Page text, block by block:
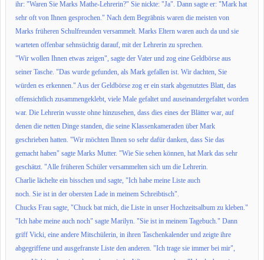
ihr: "Waren Sie Marks Mathe-Lehrerin?" Sie nickte: "Ja". Dann sagte er: "Mark hat
sehr oft von Ihnen gesprochen." Nach dem Begräbnis waren die meisten von
Marks früheren Schulfreunden versammelt. Marks Eltern waren auch da und sie
warteten offenbar sehnsüchtig darauf, mit der Lehrerin zu sprechen.
"Wir wollen Ihnen etwas zeigen", sagte der Vater und zog eine Geldbörse aus
seiner Tasche. "Das wurde gefunden, als Mark gefallen ist. Wir dachten, Sie
würden es erkennen." Aus der Geldbörse zog er ein stark abgenutztes Blatt, das
offensichtlich zusammengeklebt, viele Male gefaltet und auseinandergefaltet worden
war. Die Lehrerin wusste ohne hinzusehen, dass dies eines der Blätter war, auf
denen die netten Dinge standen, die seine Klassenkameraden über Mark
geschrieben hatten. "Wir möchten Ihnen so sehr dafür danken, dass Sie das
gemacht haben" sagte Marks Mutter. "Wie Sie sehen können, hat Mark das sehr
geschätzt. "Alle früheren Schüler versammelten sich um die Lehrerin.
Charlie lächelte ein bisschen und sagte, "Ich habe meine Liste auch
noch. Sie ist in der obersten Lade in meinem Schreibtisch".
Chucks Frau sagte, "Chuck bat mich, die Liste in unser Hochzeitsalbum zu kleben."
"Ich habe meine auch noch" sagte Marilyn. "Sie ist in meinem Tagebuch." Dann
griff Vicki, eine andere Mitschülerin, in ihren Taschenkalender und zeigte ihre
abgegriffene und ausgefranste Liste den anderen. "Ich trage sie immer bei mir",